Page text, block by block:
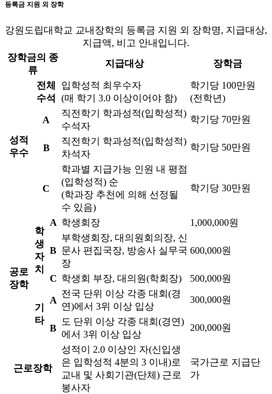
등록금 지원 외 장학
강원도립대학교 교내장학의 등록금 지원 외 장학명, 지급대상,
지급액, 비고 안내입니다.
장학금의 종
류
지급대상 장학금
성적
우수
전체
수석
입학성적 최우수자
(매 학기 3.0 이상이어야 함)
학기당 100만원
(전학년)
A
직전학기 학과성적(입학성적)
수석자
학기당 70만원
B
직전학기 학과성적(입학성적)
차석자
학기당 50만원
C
학과별 지급가능 인원 내 평점
(입학성적) 순
(학과장 추천에 의해 선정될
수 있음)
학기당 30만원
공로
장학
학
생
자
치
A 학생회장 1,000,000원
B
부학생회장, 대의원회의장, 신
문사 편집국장, 방송사 실무국
장
600,000원
C 학생회 부장, 대의원(학회장) 500,000원
기
타
A
전국 단위 이상 각종 대회(경
연)에서 3위 이상 입상
300,000원
B
도 단위 이상 각종 대회(경연)
에서 3위 이상 입상
200,000원
근로장학
성적이 2.0 이상인 자(신입생
은 입학성적 4분의 3 이내)로
교내 및 사회기관(단체) 근로
봉사자
국가근로 지급단
가